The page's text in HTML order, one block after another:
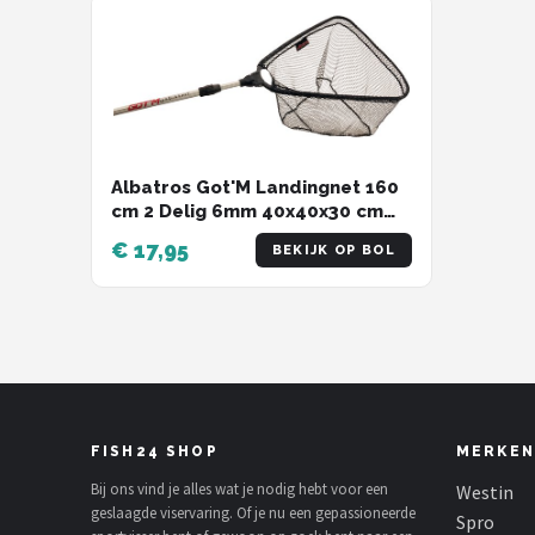
Albatros Got'M Landingnet 160
cm 2 Delig 6mm 40x40x30 cm
€ 17,95 BEKIJK OP BOL
FISH24 SHOP
Bij ons vind je alles wat je nodig hebt voor een
geslaagde viservaring. Of je nu een gepassioneerde
MERKEN
Westin
Spro